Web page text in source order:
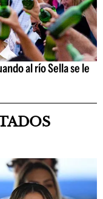
al río Sella se le